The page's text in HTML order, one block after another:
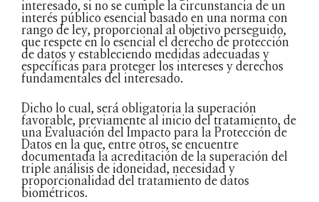
interesado, si no se cumple la circunstancia de un
interés público esencial basado en una norma con
rango de ley, proporcional al objetivo perseguido,
que respete en lo esencial el derecho de protección
de datos y estableciendo medidas adecuadas y
específicas para proteger los intereses y derechos
fundamentales del interesado.
Dicho lo cual, será obligatoria la superación
favorable, previamente al inicio del tratamiento, de
una Evaluación del Impacto para la Protección de
Datos en la que, entre otros, se encuentre
documentada la acreditación de la superación del
triple análisis de idoneidad, necesidad y
proporcionalidad del tratamiento de datos
biométricos.